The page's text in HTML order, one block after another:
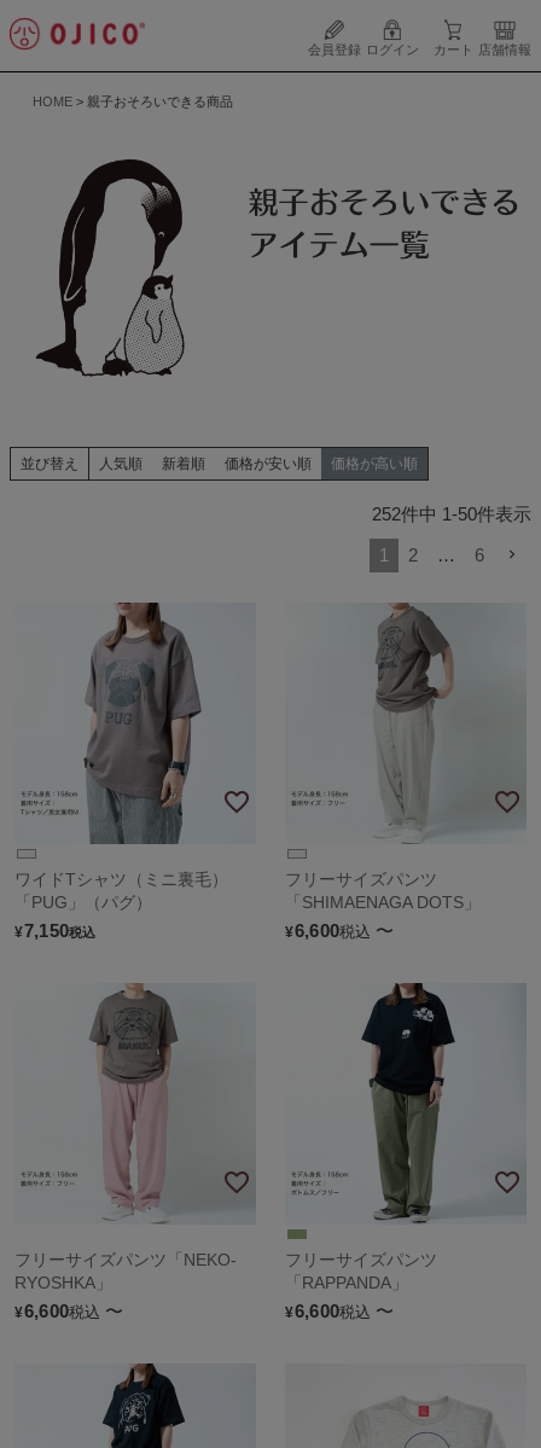
会員登録 ログイン カート 店舗情報
HOME 親子おそろいできる商品
並び替え 人気順 新着順 価格が安い順 価格が高い順
252件中 1-50件表示
1
2 … 6
ワイドTシャツ（ミニ裏毛）
「PUG」（パグ）
¥7,150税込
フリーサイズパンツ
「SHIMAENAGA DOTS」
¥6,600税込 〜
フリーサイズパンツ「NEKO-
RYOSHKA」
¥6,600税込 〜
フリーサイズパンツ
「RAPPANDA」
¥6,600税込 〜